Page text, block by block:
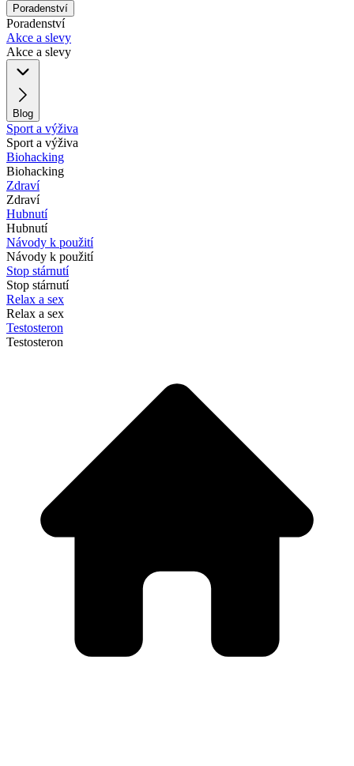
Poradenství
Poradenství
Akce a slevy
Akce a slevy
Blog
Sport a výživa
Sport a výživa
Biohacking
Biohacking
Zdraví
Zdraví
Hubnutí
Hubnutí
Návody k použití
Návody k použití
Stop stárnutí
Stop stárnutí
Relax a sex
Relax a sex
Testosteron
Testosteron